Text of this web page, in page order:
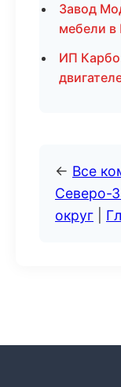
Завод
мебели в
ИП
← Все
Северо-
округ